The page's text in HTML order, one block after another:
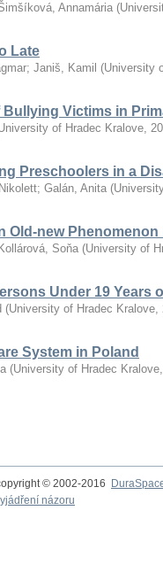
Annamária (
Late
; Janiš, Kamil (University
Bullying Victims in
of Hradec Kralove,
Preschoolers in a
; Galán, Anita (
Old-new
Kollárová, Soňa (University of
Under 19 Years
(University of Hradec Kralove,
System in Poland
(University of Hradec Kralove,
© 2002-2016
názoru